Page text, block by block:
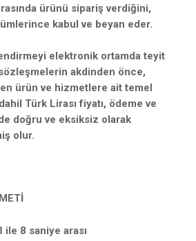
ürünü sipariş verdiğini,
kabul ve beyan eder.
elektronik ortamda teyit
akdinden önce,
ürün ve hizmetlere ait temel
Türk Lirası fiyatı, ödeme ve
doğru ve eksiksiz olarak
olur.
ile 8 saniye arası